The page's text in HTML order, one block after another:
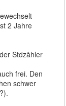
2 Jahre
Stdzåhler
frei. Den
schwer